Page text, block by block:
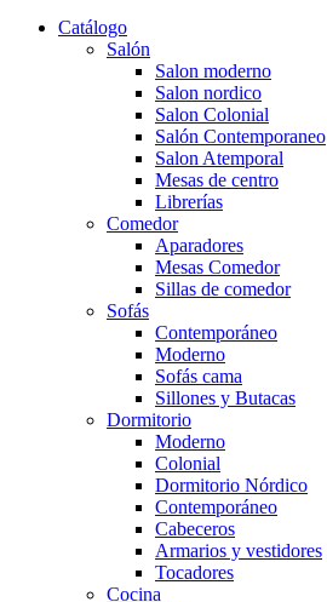
Catálogo
Salón
Salon moderno
Salon nordico
Salon Colonial
Salón Contemporaneo
Salon Atemporal
Mesas de centro
Librerías
Comedor
Aparadores
Mesas Comedor
Sillas de comedor
Sofás
Contemporáneo
Moderno
Sofás cama
Sillones y Butacas
Dormitorio
Moderno
Colonial
Dormitorio Nórdico
Contemporáneo
Cabeceros
Armarios y vestidores
Tocadores
Cocina